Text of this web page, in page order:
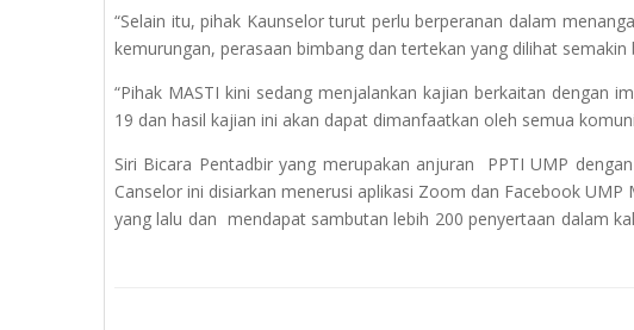
“Selain itu, pihak Kaunselor turut perlu berperanan dalam
kemurungan, perasaan bimbang dan tertekan yang dilihat
“Pihak MASTI kini sedang menjalankan kajian berkaitan dengan
19 dan hasil kajian ini akan dapat dimanfaatkan oleh semua
Siri Bicara Pentadbir yang merupakan anjuran PPTI UMP
Canselor ini disiarkan menerusi aplikasi Zoom dan Facebook
yang lalu dan mendapat sambutan lebih 200 penyertaan dalam